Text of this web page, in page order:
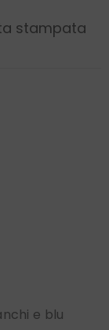
stampata
e blu